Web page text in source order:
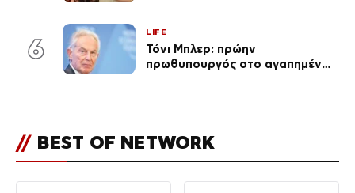
6
LIFE
Τόνι Μπλερ: πρώην
πρωθυπουργός στο αγαπημένο
// BEST OF NETWORK